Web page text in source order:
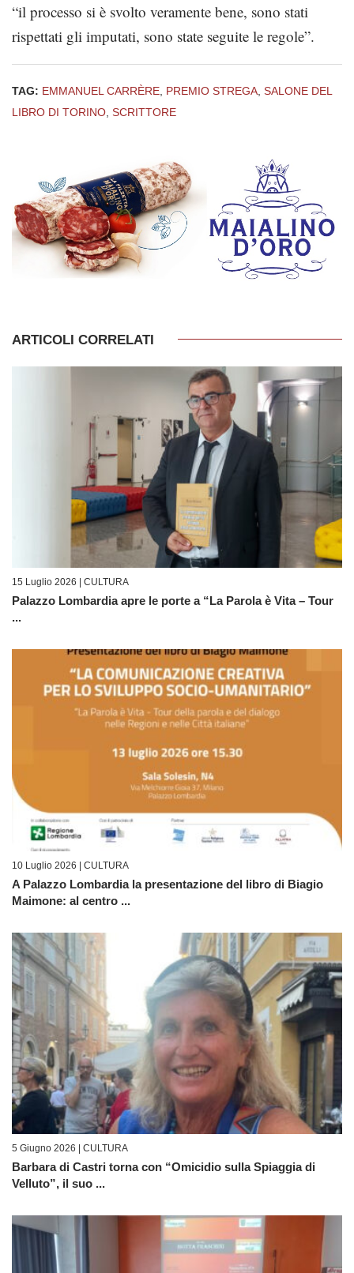
“il processo si è svolto veramente bene, sono stati
rispettati gli imputati, sono state seguite le regole”.
TAG: EMMANUEL CARRÈRE PREMIO STREGA SALONE DEL
LIBRO DI TORINO SCRITTORE
ARTICOLI CORRELATI
15 Luglio 2026 | CULTURA
Palazzo Lombardia apre le porte a “La Parola è Vita – Tour
...
10 Luglio 2026 | CULTURA
A Palazzo Lombardia la presentazione del libro di Biagio
Maimone: al centro ...
5 Giugno 2026 | CULTURA
Barbara di Castri torna con “Omicidio sulla Spiaggia di
Velluto”, il suo ...